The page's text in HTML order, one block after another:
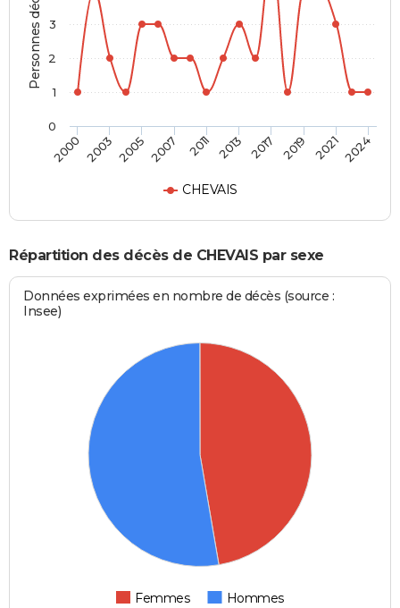
CHEVAIS
2000 2003 2005 2007 2011 2013 2017 2019 20212024
0
1
2
3
Répartition des décès de CHEVAIS par sexe
Données exprimées en nombre de décès (source :
Insee)
Femmes Hommes